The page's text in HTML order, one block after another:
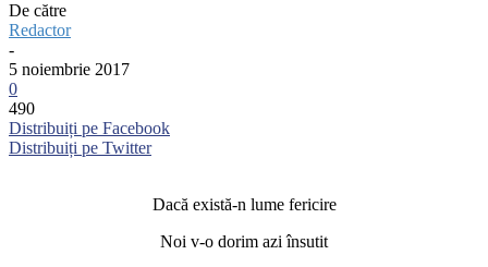
De către
Redactor
-
5 noiembrie 2017
0
490
Distribuiți pe Facebook
Distribuiți pe Twitter
Dacă există-n lume fericire
Noi v-o dorim azi însutit